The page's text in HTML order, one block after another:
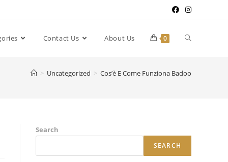
Contact Us About Us 0
> Uncategorized > Cos’è E Come Funziona Badoo
Search
SEARCH